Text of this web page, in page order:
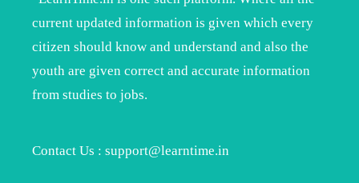
current updated information is given which every
citizen should know and understand and also the
youth are given correct and accurate information
from studies to jobs.
Contact Us : support@learntime.in